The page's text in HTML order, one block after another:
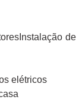
de
elétricos